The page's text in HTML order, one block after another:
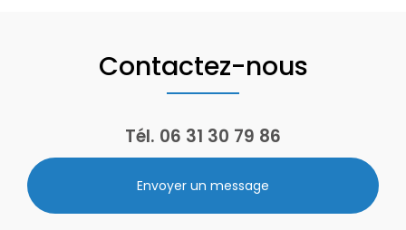
Contactez-nous
Tél. 06 31 30 79 86
Envoyer un message